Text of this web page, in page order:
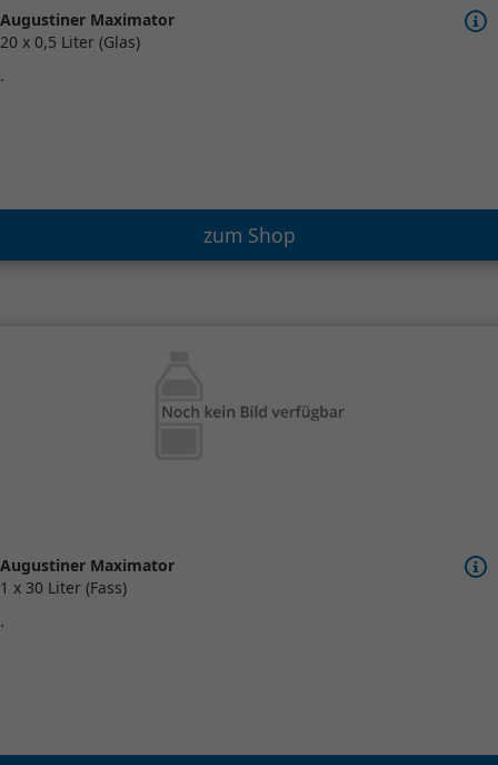
Augustiner Maximator
20 x 0,5 Liter (Glas)
.
zum Shop
Augustiner Maximator
1 x 30 Liter (Fass)
.